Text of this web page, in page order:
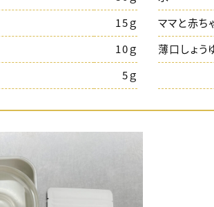
15ｇ
10ｇ
5ｇ
ママと赤ち
薄口しょう